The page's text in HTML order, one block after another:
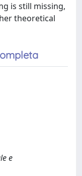
is still missing,
theoretical
e